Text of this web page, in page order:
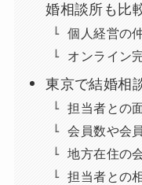
婚相談所も比
個人経営の
オンライン
東京で結婚相
担当者との
会員数や会
地方在住の
担当者との